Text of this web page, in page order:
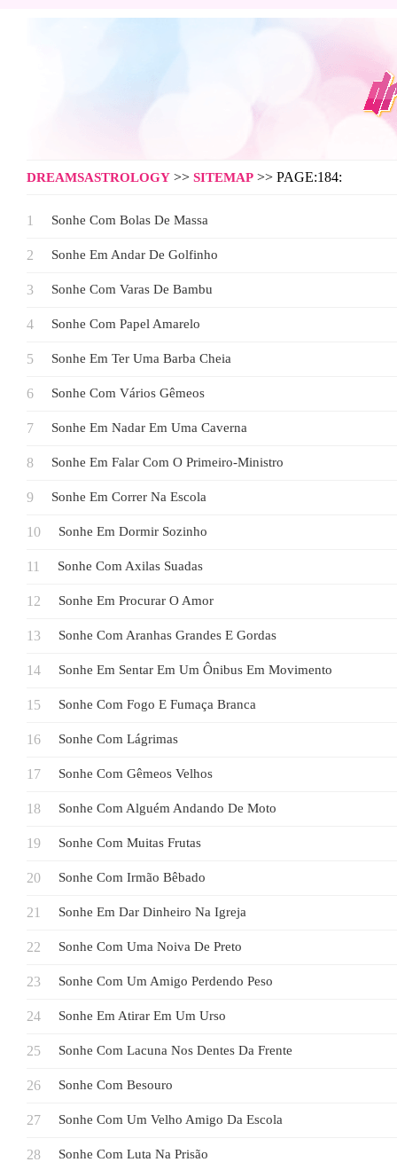
DREAMSASTROLOGY >> SITEMAP >> PAGE:184:
Sonhe Com Bolas De Massa
Sonhe Em Andar De Golfinho
Sonhe Com Varas De Bambu
Sonhe Com Papel Amarelo
Sonhe Em Ter Uma Barba Cheia
Sonhe Com Vários Gêmeos
Sonhe Em Nadar Em Uma Caverna
Sonhe Em Falar Com O Primeiro-Ministro
Sonhe Em Correr Na Escola
Sonhe Em Dormir Sozinho
Sonhe Com Axilas Suadas
Sonhe Em Procurar O Amor
Sonhe Com Aranhas Grandes E Gordas
Sonhe Em Sentar Em Um Ônibus Em Movimento
Sonhe Com Fogo E Fumaça Branca
Sonhe Com Lágrimas
Sonhe Com Gêmeos Velhos
Sonhe Com Alguém Andando De Moto
Sonhe Com Muitas Frutas
Sonhe Com Irmão Bêbado
Sonhe Em Dar Dinheiro Na Igreja
Sonhe Com Uma Noiva De Preto
Sonhe Com Um Amigo Perdendo Peso
Sonhe Em Atirar Em Um Urso
Sonhe Com Lacuna Nos Dentes Da Frente
Sonhe Com Besouro
Sonhe Com Um Velho Amigo Da Escola
Sonhe Com Luta Na Prisão